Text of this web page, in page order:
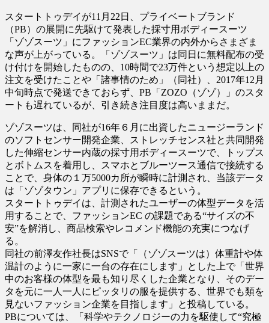
スタートトゥデイが11月22日、プライベートブランド
（PB）の展開に先駆けて発表した採寸用ボディースーツ
「ゾゾスーツ」にファッションEC業界の内外からさまざま
な声が上がっている。「ゾゾスーツ」は同日に無料配布の受
け付けを開始したものの、10時間で23万件という想定以上の
注文を受けたことや「諸事情のため」（同社）、2017年12月
中旬時点で発送できておらず、PB「ZOZO（ゾゾ）」のスタ
ートも遅れているが、引き続き注目度は高いままだ。
ゾゾスーツは、同社が16年６月に出資したニュージーランド
のソフトセンサー開発企業、ストレッチセンス社と共同開発
した伸縮センサー内蔵の採寸用ボディースーツで、トップス
とボトムスを着用し、スマホとブルーツース通信で接続する
ことで、身体の１万5000カ所が瞬時に計測され、当該データ
は「ゾゾタウン」アプリに保存できるという。
スタートトゥデイは、計測されたユーザーの体型データを活
用することで、ファッションEC の課題である“サイズの不
安”を解消し、商品検索やレコメンド機能の充実につなげ
る。
同社の前澤友作社長はSNSで「（ゾゾスーツは）体重計や体
温計のように一家に一台の存在にします」とした上で「世界
中のお客様の体型を最も知り尽くした企業となり、そのデー
タを元に一人一人にピッタリの服を提供する、世界でも類を
見ないファッション企業を目指します」と投稿している。
PBについては、「科学やテクノロジーの力を駆使して“究極